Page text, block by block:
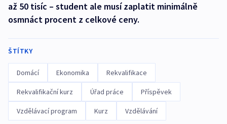
až 50 tisíc – student ale musí zaplatit minimálně
osmnáct procent z celkové ceny.
ŠTÍTKY
Domácí Ekonomika Rekvalifikace
Rekvalifikační kurz Úřad práce Příspěvek
Vzdělávací program Kurz Vzdělávání